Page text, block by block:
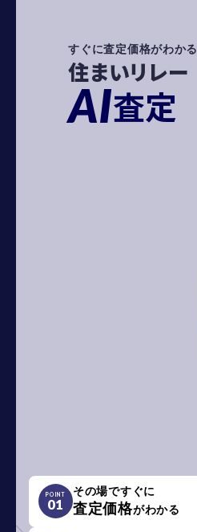
すぐに査定価格がわかる
住まいリレー
AI査定
POINT
01
その場ですぐに
査定価格がわかる